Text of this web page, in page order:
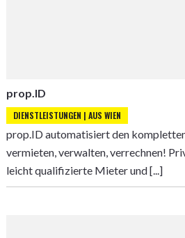
prop.ID
DIENSTLEISTUNGEN | AUS WIEN
prop.ID automatisiert den
vermieten, verwalten, verrechnen!
leicht qualifizierte Mieter und [...]